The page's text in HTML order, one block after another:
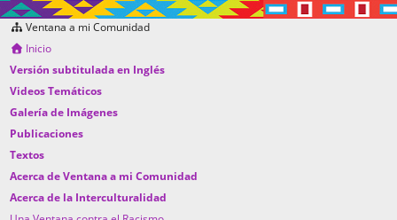
Ventana a mi Comunidad
Inicio
Versión subtitulada en Inglés
Videos Temáticos
Galería de Imágenes
Publicaciones
Textos
Acerca de Ventana a mi Comunidad
Acerca de la Interculturalidad